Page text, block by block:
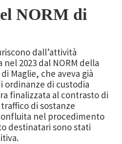
NORM di
dall’attività
2023 dal NORM della
Maglie, che aveva già
ordinanze di custodia
finalizzata al contrasto di
di sostanze
nel procedimento
destinatari sono stati